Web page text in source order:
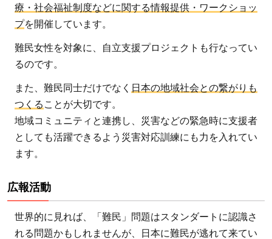
療・社会福祉制度などに関する情報提供・ワークショッ
プを開催しています。
難民女性を対象に、自立支援プロジェクトも行なってい
るのです。
また、難民同士だけでなく 日本の地域社会との繋がりも
つくる ことが大切です。
地域コミュニティと連携し、災害などの緊急時に支援者
としても活躍できるよう災害対応訓練にも力を入れてい
ます。
広報活動
世界的に見れば、「難民」問題はスタンダートに認識さ
れる問題かもしれませんが、日本に難民が逃れて来てい